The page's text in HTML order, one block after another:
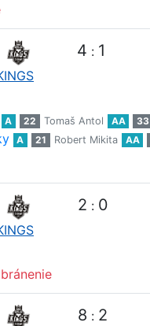
4 : 1
A 22 Tomaš Antol AA 33
A 21 Robert Mikita AA
2 : 0
8 : 2